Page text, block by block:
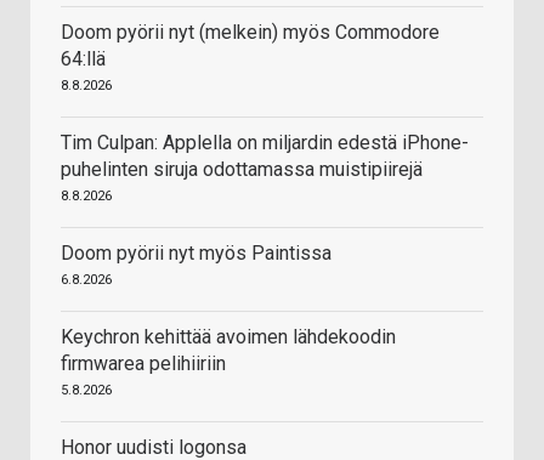
Doom pyörii nyt (melkein) myös Commodore
64:llä
8.8.2026
Tim Culpan: Applella on miljardin edestä iPhone-
puhelinten siruja odottamassa muistipiirejä
8.8.2026
Doom pyörii nyt myös Paintissa
6.8.2026
Keychron kehittää avoimen lähdekoodin
firmwarea pelihiiriin
5.8.2026
Honor uudisti logonsa